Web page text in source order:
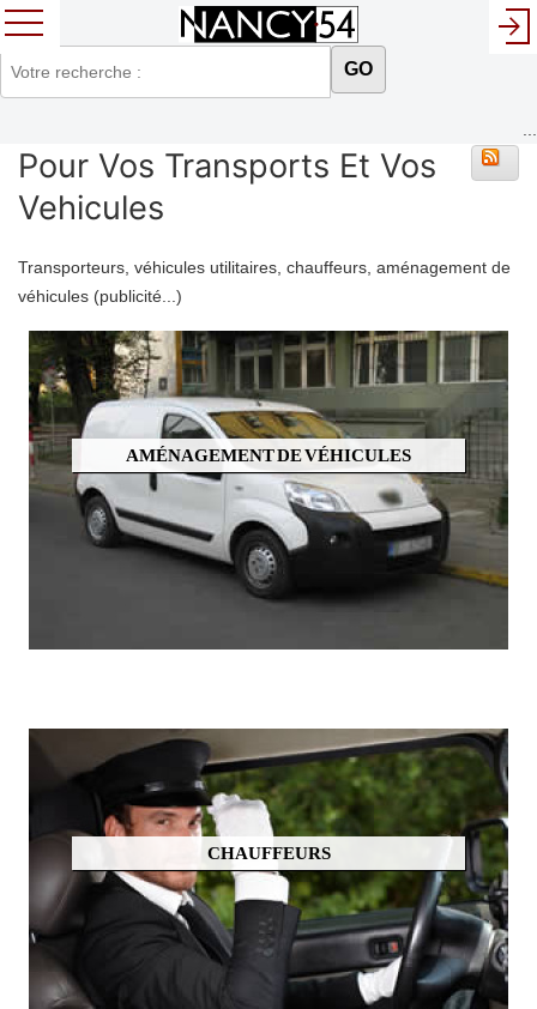
GO
Pour Vos Transports Et Vos
Vehicules
Transporteurs, véhicules utilitaires, chauffeurs, aménagement de
véhicules (publicité...)
AMÉNAGEMENT DE VÉHICULES
CHAUFFEURS